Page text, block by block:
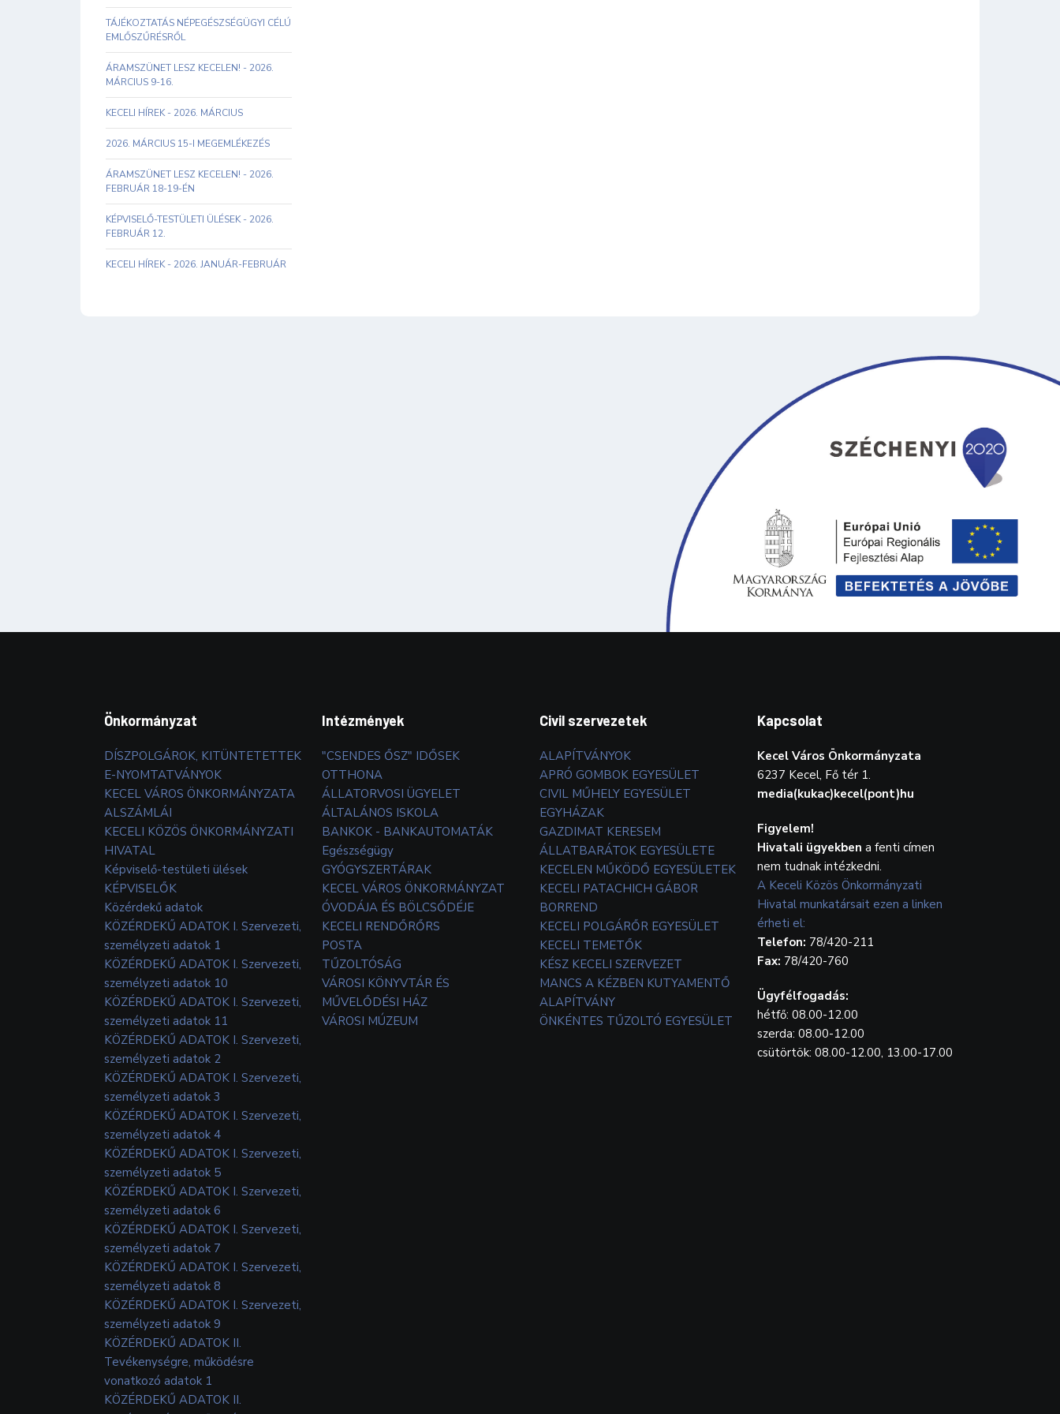
TÁJÉKOZTATÁS NÉPEGÉSZSÉGÜGYI CÉLÚ
EMLŐSZŰRÉSRŐL
ÁRAMSZÜNET LESZ KECELEN! - 2026.
MÁRCIUS 9-16.
KECELI HÍREK - 2026. MÁRCIUS
2026. MÁRCIUS 15-I MEGEMLÉKEZÉS
ÁRAMSZÜNET LESZ KECELEN! - 2026.
FEBRUÁR 18-19-ÉN
KÉPVISELŐ-TESTÜLETI ÜLÉSEK - 2026.
FEBRUÁR 12.
KECELI HÍREK - 2026. JANUÁR-FEBRUÁR
Önkormányzat
DÍSZPOLGÁROK, KITÜNTETETTEK
E-NYOMTATVÁNYOK
KECEL VÁROS ÖNKORMÁNYZATA
ALSZÁMLÁI
KECELI KÖZÖS ÖNKORMÁNYZATI
HIVATAL
Képviselő-testületi ülések
KÉPVISELŐK
Közérdekű adatok
KÖZÉRDEKŰ ADATOK I. Szervezeti,
személyzeti adatok 1
KÖZÉRDEKŰ ADATOK I. Szervezeti,
személyzeti adatok 10
KÖZÉRDEKŰ ADATOK I. Szervezeti,
személyzeti adatok 11
KÖZÉRDEKŰ ADATOK I. Szervezeti,
személyzeti adatok 2
KÖZÉRDEKŰ ADATOK I. Szervezeti,
személyzeti adatok 3
KÖZÉRDEKŰ ADATOK I. Szervezeti,
személyzeti adatok 4
KÖZÉRDEKŰ ADATOK I. Szervezeti,
személyzeti adatok 5
KÖZÉRDEKŰ ADATOK I. Szervezeti,
személyzeti adatok 6
KÖZÉRDEKŰ ADATOK I. Szervezeti,
személyzeti adatok 7
KÖZÉRDEKŰ ADATOK I. Szervezeti,
személyzeti adatok 8
KÖZÉRDEKŰ ADATOK I. Szervezeti,
személyzeti adatok 9
KÖZÉRDEKŰ ADATOK II.
Tevékenységre, működésre
vonatkozó adatok 1
KÖZÉRDEKŰ ADATOK II.
Intézmények
"CSENDES ŐSZ" IDŐSEK
OTTHONA
ÁLLATORVOSI ÜGYELET
ÁLTALÁNOS ISKOLA
BANKOK - BANKAUTOMATÁK
Egészségügy
GYÓGYSZERTÁRAK
KECEL VÁROS ÖNKORMÁNYZAT
ÓVODÁJA ÉS BÖLCSŐDÉJE
KECELI RENDŐRŐRS
POSTA
TŰZOLTÓSÁG
VÁROSI KÖNYVTÁR ÉS
MŰVELŐDÉSI HÁZ
VÁROSI MÚZEUM
Civil szervezetek
ALAPÍTVÁNYOK
APRÓ GOMBOK EGYESÜLET
CIVIL MŰHELY EGYESÜLET
EGYHÁZAK
GAZDIMAT KERESEM
ÁLLATBARÁTOK EGYESÜLETE
KECELEN MŰKÖDŐ EGYESÜLETEK
KECELI PATACHICH GÁBOR
BORREND
KECELI POLGÁRŐR EGYESÜLET
KECELI TEMETŐK
KÉSZ KECELI SZERVEZET
MANCS A KÉZBEN KUTYAMENTŐ
ALAPÍTVÁNY
ÖNKÉNTES TŰZOLTÓ EGYESÜLET
Kapcsolat
Kecel Város Önkormányzata
6237 Kecel, Fő tér 1.
media(kukac)kecel(pont)hu
Figyelem!
Hivatali ügyekben a fenti címen
nem tudnak intézkedni.
A Keceli Közös Önkormányzati
Hivatal munkatársait ezen a linken
érheti el:
Telefon: 78/420-211
Fax: 78/420-760
Ügyfélfogadás:
hétfő: 08.00-12.00
szerda: 08.00-12.00
csütörtök: 08.00-12.00, 13.00-17.00